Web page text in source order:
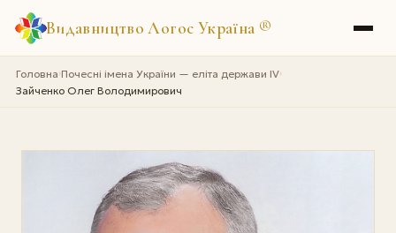
Видавництво Логос Україна ®
Головна›Почесні імена України — еліта держави IV›
Зайченко Олег Володимирович